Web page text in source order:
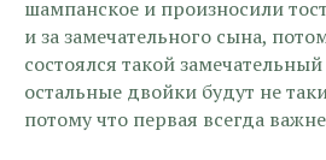
шампанское и произносили
и за замечательного сына,
состоялся такой
остальные двойки будут не
потому что первая всегда